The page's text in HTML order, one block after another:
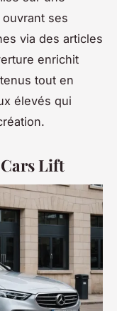
ses
via des articles
enrichit
tout en
élevés qui
Lift